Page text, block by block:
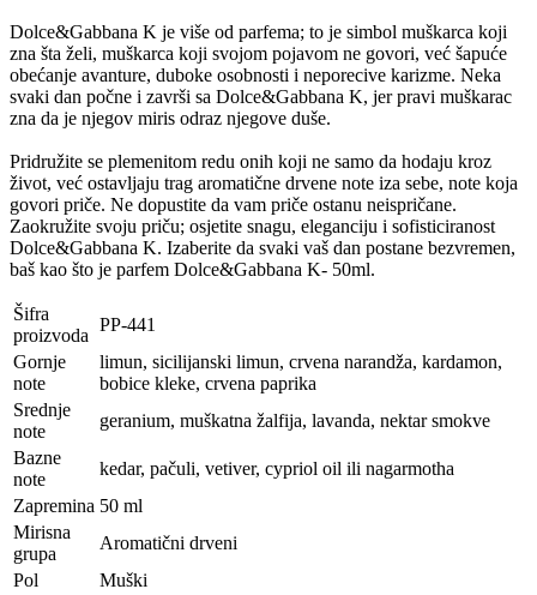
Dolce&Gabbana K je više od parfema; to je simbol muškarca koji
zna šta želi, muškarca koji svojom pojavom ne govori, već šapuće
obećanje avanture, duboke osobnosti i neporecive karizme. Neka
svaki dan počne i završi sa Dolce&Gabbana K, jer pravi muškarac
zna da je njegov miris odraz njegove duše.
Pridružite se plemenitom redu onih koji ne samo da hodaju kroz
život, već ostavljaju trag aromatične drvene note iza sebe, note koja
govori priče. Ne dopustite da vam priče ostanu neispričane.
Zaokružite svoju priču; osjetite snagu, eleganciju i sofisticiranost
Dolce&Gabbana K. Izaberite da svaki vaš dan postane bezvremen,
baš kao što je parfem Dolce&Gabbana K- 50ml.
Šifra
proizvoda
PP-441
Gornje
note
limun, sicilijanski limun, crvena narandža, kardamon,
bobice kleke, crvena paprika
Srednje
note
geranium, muškatna žalfija, lavanda, nektar smokve
Bazne
note
kedar, pačuli, vetiver, cypriol oil ili nagarmotha
Zapremina 50 ml
Mirisna
grupa
Aromatični drveni
Pol
Muški